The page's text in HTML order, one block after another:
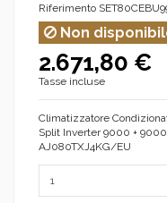
Riferimento
Non
2.671,80 €
Tasse incluse
Climatizzatore
Split Inverter 9000 +
AJ080TXJ4KG/EU